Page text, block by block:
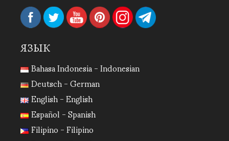
ЯЗЫК
Bahasa Indonesia - Indonesian
Deutsch - German
English - English
Español - Spanish
Filipino - Filipino